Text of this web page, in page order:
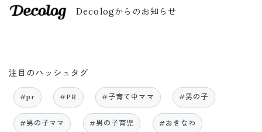
Decologからのお知らせ
注目のハッシュタグ
#pr #PR #子育て中ママ #男の子
#男の子ママ #男の子育児 #おきなわ